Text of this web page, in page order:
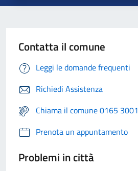
Contatta il comune
Leggi le domande frequenti
Richiedi Assistenza
Chiama il comune 0165 3001
Prenota un appuntamento
Problemi in città